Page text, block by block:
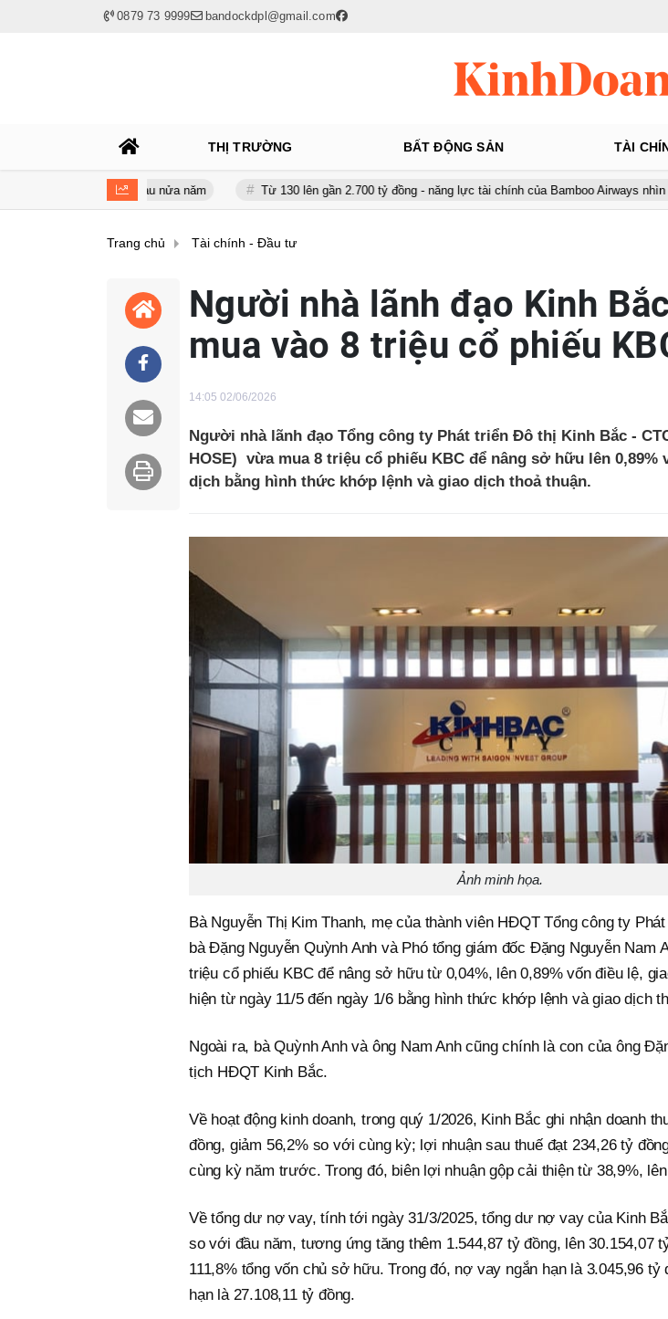
0879 73 9999 bandockdpl@gmail.com
THỊ TRƯỜNG BẤT ĐỘNG SẢN TÀI
gần 120 tỷ sau nửa năm Từ 130 lên gần 2.700 tỷ đồng - năng lực tài chính của Bamboo Airways nhìn từ công
Trang chủ Tài chính - Đầu tư
Người nhà lãnh đạo Kinh
mua vào 8 triệu cổ phiếu
14:05 02/06/2026
Người nhà lãnh đạo Tổng công ty Phát triển Đô thị Kinh Bắc -
HOSE) vừa mua 8 triệu cổ phiếu KBC để nâng sở hữu lên 0,89%
dịch bằng hình thức khớp lệnh và giao dịch thoả thuận.
Ảnh minh họa.
Bà Nguyễn Thị Kim Thanh, mẹ của thành viên HĐQT Tổng công ty
bà Đặng Nguyễn Quỳnh Anh và Phó tổng giám đốc Đặng Nguyễn Nam
triệu cổ phiếu KBC để nâng sở hữu từ 0,04%, lên 0,89% vốn điều lệ,
hiện từ ngày 11/5 đến ngày 1/6 bằng hình thức khớp lệnh và giao dịch
Ngoài ra, bà Quỳnh Anh và ông Nam Anh cũng chính là con của ông
tịch HĐQT Kinh Bắc.
Về hoạt động kinh doanh, trong quý 1/2026, Kinh Bắc ghi nhận doanh
đồng, giảm 56,2% so với cùng kỳ; lợi nhuận sau thuế đạt 234,26 tỷ
cùng kỳ năm trước. Trong đó, biên lợi nhuận gộp cải thiện từ 38,9%,
Về tổng dư nợ vay, tính tới ngày 31/3/2025, tổng dư nợ vay của Kinh
so với đầu năm, tương ứng tăng thêm 1.544,87 tỷ đồng, lên 30.154,07
111,8% tổng vốn chủ sở hữu. Trong đó, nợ vay ngắn hạn là 3.045,96 tỷ
hạn là 27.108,11 tỷ đồng.